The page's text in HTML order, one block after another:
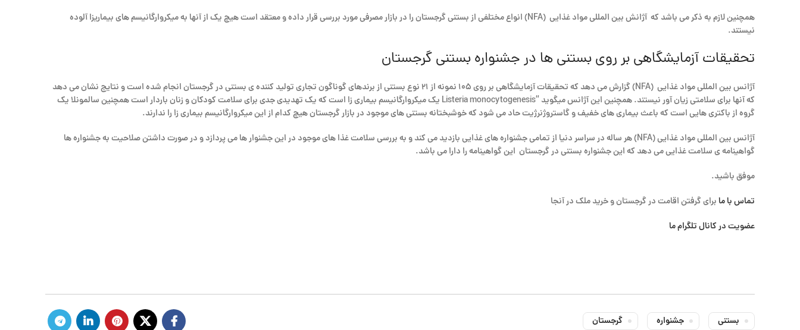
همچنین لازم به ذکر می باشد که آژانش بین المللی مواد غذایی (NFA) انواع مختلفی از بستنی گرجستان را در بازار مصرفی مورد بررسی قرار داده و معتقد است هیچ یک از آنها به میکروارگانیسم های بیماریزا آلوده
نیستند.
تحقیقات آزمایشگاهی بر روی بستنی ها در جشنواره بستنی گرجستان
آژانس بین المللی مواد غذایی (NFA) گزارش می دهد که تحقیقات آزمایشگاهی بر روی ۱۰۵ نمونه از ۲۱ نوع بستنی از برندهای گوناگون تجاری تولید کننده ی بستنی در گرجستان انجام شده است و نتایج نشان می دهد
که آنها برای سلامتی زیان آور نیستند. همچنین این آژانس میگوید “Listeria monocytogenesis یک میکروارگانیسم بیماری زا است که یک تهدیدی جدی برای سلامت کودکان و زنان باردار است همچنین سالمونلا یک
گروه از باکتری هایی است که باعث بیماری های خفیف و گاستروژنرژیت حاد می شود که خوشبختانه بستنی های موجود در بازار گرجستان هیچ کدام از این میکروارگانیسم بیماری زا را ندارند.
آژانس بین المللی مواد غذایی (NFA) هر ساله در سراسر دنیا از تمامی جشنواره های غذایی بازدید می کند و به بررسی سلامت غذا های موجود در این جشنوار ها می پردازد و در صورت داشتن صلاحیت به جشنواره ها
گواهینامه ی سلامت غذایی می دهد که این جشنواره بستنی در گرجستان این گواهینامه را دارا می باشد.
موفق باشید.
تماس با ما برای گرفتن اقامت در گرجستان و خرید ملک در آنجا
عضویت در کانال تلگرام ما
بستنی جشنواره گرجستان